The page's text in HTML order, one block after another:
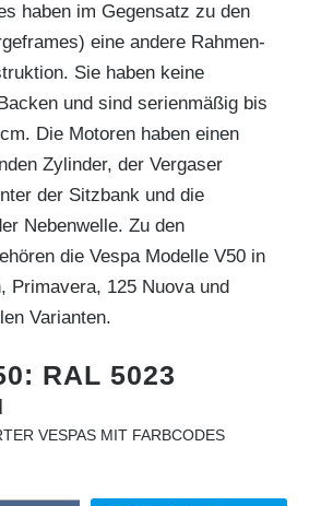
haben im Gegensatz zu den
eine andere Rahmen-
Sie haben keine
und sind serienmäßig bis
Die Motoren haben einen
Zylinder, der Vergaser
der Sitzbank und die
Nebenwelle. Zu den
die Vespa Modelle V50 in
Primavera, 125 Nuova und
Varianten.
RAL 5023
VESPAS MIT FARBCODES